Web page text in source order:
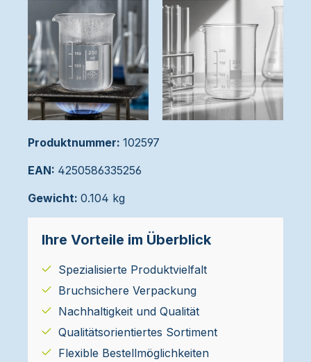
Produktnummer: 102597
EAN: 4250586335256
Gewicht: 0.104 kg
Ihre Vorteile im Überblick
Spezialisierte Produktvielfalt
Bruchsichere Verpackung
Nachhaltigkeit und Qualität
Qualitätsorientiertes Sortiment
Flexible Bestellmöglichkeiten